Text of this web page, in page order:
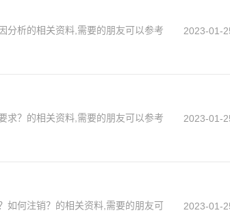
分析的相关资料,需要的朋友可以参考
2023-01-
求？的相关资料,需要的朋友可以参考
2023-01-
如何注销？的相关资料,需要的朋友可
2023-01-